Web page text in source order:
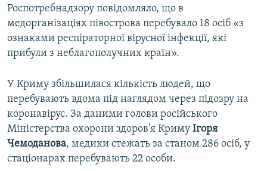
Роспотребнадзору повідомляло, що в
медорганізаціях півострова перебувало 18 осіб «з
ознаками респіраторної вірусної інфекції, які
прибули з неблагополучних країн».
У Криму збільшилася кількість людей, що
перебувають вдома під наглядом через підозру на
коронавірус. За даними голови російського
Міністерства охорони здоров'я Криму Ігоря
Чемоданова, медики стежать за станом 286 осіб, у
стаціонарах перебувають 22 особи.